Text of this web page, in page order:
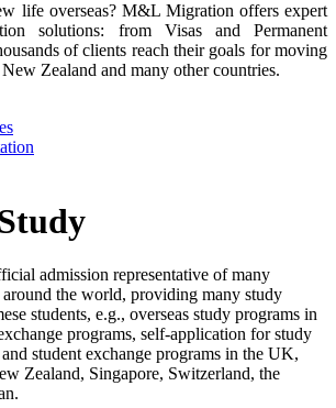
life overseas? M&L Migration offers expert
solutions: from Visas and Permanent
of clients reach their goals for moving
Zealand and many other countries.
admission representative of many
the world, providing many study
students, e.g., overseas study programs in
programs, self-application for study
student exchange programs in the UK,
Zealand, Singapore, Switzerland, the